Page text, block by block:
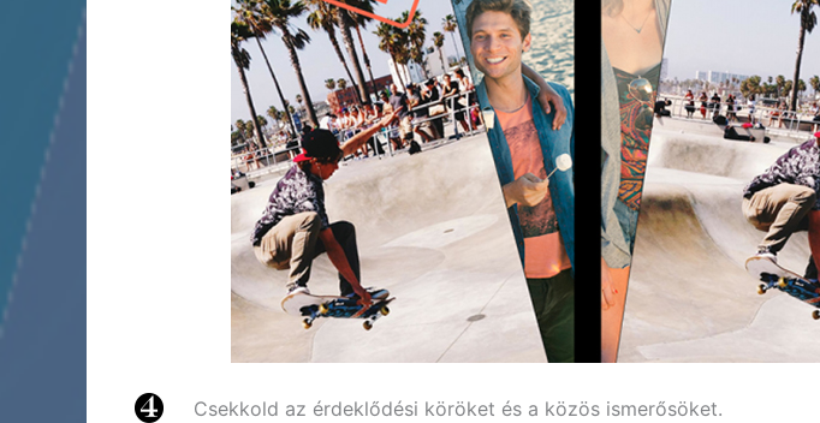
Csekkold az érdeklődési köröket és a közös ismerősöket.